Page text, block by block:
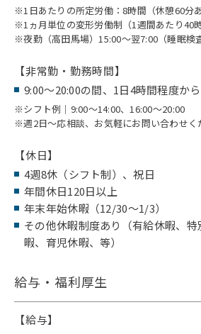
※1日あたりの所定労働：8時間（休憩60分あ
※1ヵ月単位の変形労働制（1週間あたり40
※夜勤（高田馬場）15:00～翌7:00（睡眠検
【非常勤・勤務時間】
9:00～20:00の間、1日4時間程度か
※シフト例｜9:00～14:00、16:00～20:00
※週2日～応相談、お気軽にお問い合わせく
【休日】
4週8休（シフト制）、祝日
年間休日120日以上
年末年始休暇（12/30～1/3）
その他休暇制度あり（有給休暇、
暇、育児休暇、等）
給与・福利厚生
【給与】